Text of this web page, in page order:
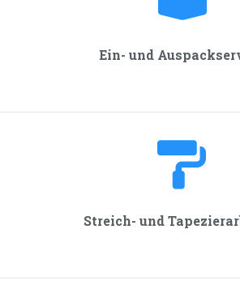
Ein- und
Streich- und